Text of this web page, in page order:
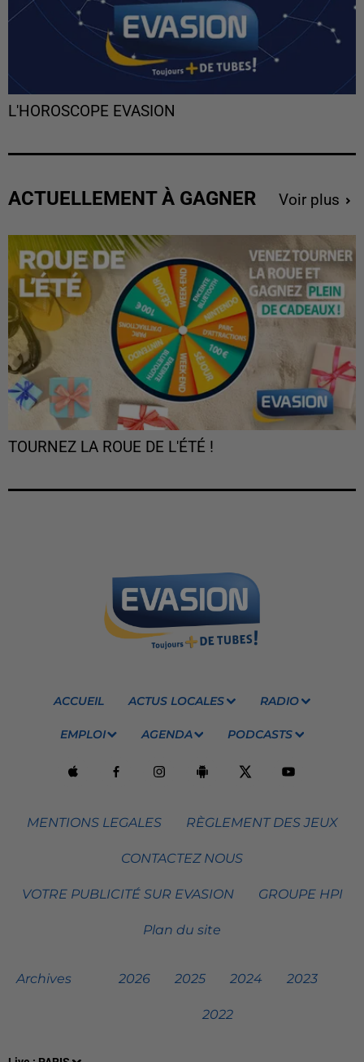
L'HOROSCOPE EVASION
ACTUELLEMENT À GAGNER Voir plus
TOURNEZ LA ROUE DE L'ÉTÉ !
ACCUEIL ACTUS LOCALES RADIO
EMPLOI AGENDA PODCASTS
MENTIONS LEGALES RÈGLEMENT DES JEUX
CONTACTEZ NOUS
VOTRE PUBLICITÉ SUR EVASION GROUPE HPI
Plan du site
Archives 2026 2025 2024 2023
2022